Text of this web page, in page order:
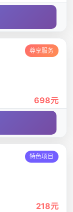
尊享服务
698元
特色项目
218元